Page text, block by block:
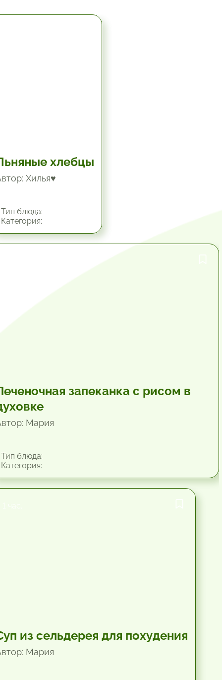
хлебцы
Хилья♥
блюда:
запеканка с рисом в
Мария
блюда:
из сельдерея для похудения
Мария